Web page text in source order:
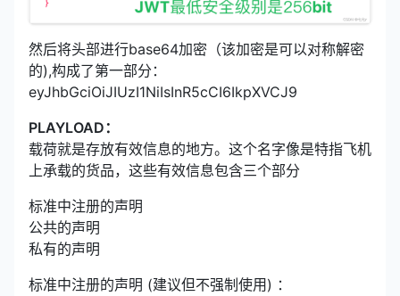
然后将头部进行base64加密（该加密是可以对称解密
的),构成了第一部分：
eyJhbGciOiJIUzI1NiIsInR5cCI6IkpXVCJ9
PLAYLOAD：
载荷就是存放有效信息的地方。这个名字像是特指飞机
上承载的货品，这些有效信息包含三个部分
标准中注册的声明
公共的声明
私有的声明
标准中注册的声明 (建议但不强制使用) ：